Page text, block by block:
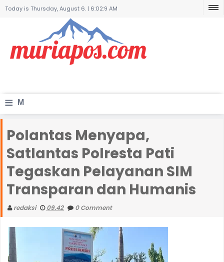
Today is Thursday, August 6. | 6:02:9 AM
≡ M
n
u
Polantas Menyapa,
Satlantas Polresta Pati
Tegaskan Pelayanan SIM
Transparan dan Humanis
redaksi 09.42 0 Comment